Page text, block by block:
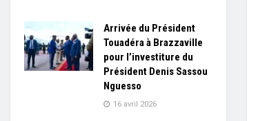
Arrivée du Président
Touadéra à Brazzaville
pour l’investiture du
Président Denis Sassou
Nguesso
16 avril 2026